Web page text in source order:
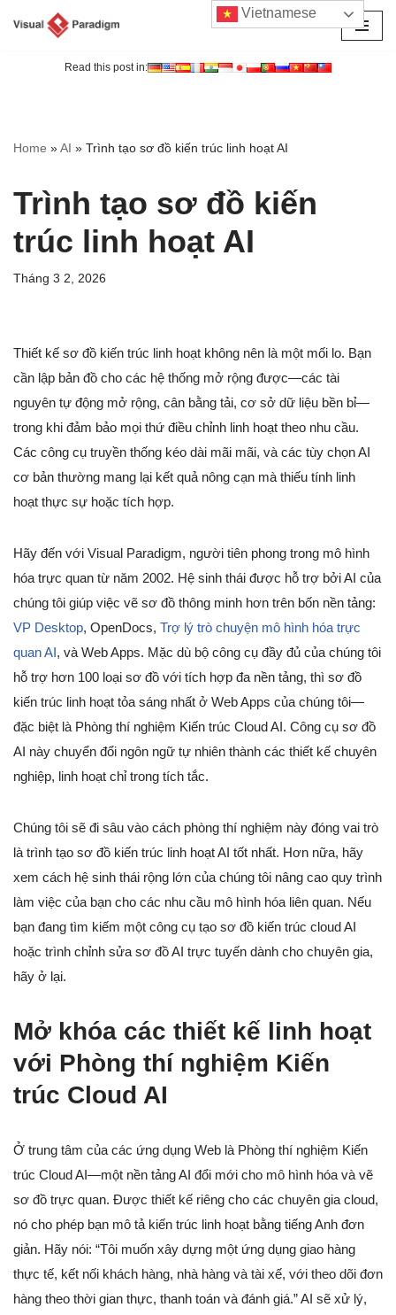
Read this post in:
Home »AI » Trình tạo sơ đồ kiến trúc linh hoạt AI
Trình tạo sơ đồ kiến
trúc linh hoạt AI
Tháng 3 2, 2026
Thiết kế sơ đồ kiến trúc linh hoạt không nên là một mối lo. Bạn
cần lập bản đồ cho các hệ thống mở rộng được—các tài
nguyên tự động mở rộng, cân bằng tải, cơ sở dữ liệu bền bỉ—
trong khi đảm bảo mọi thứ điều chỉnh linh hoạt theo nhu cầu.
Các công cụ truyền thống kéo dài mãi mãi, và các tùy chọn AI
cơ bản thường mang lại kết quả nông cạn mà thiếu tính linh
hoạt thực sự hoặc tích hợp.
Hãy đến với Visual Paradigm, người tiên phong trong mô hình
hóa trực quan từ năm 2002. Hệ sinh thái được hỗ trợ bởi AI của
chúng tôi giúp việc vẽ sơ đồ thông minh hơn trên bốn nền tảng:
VP Desktop, OpenDocs, Trợ lý trò chuyện mô hình hóa trực
quan AI, và Web Apps. Mặc dù bộ công cụ đầy đủ của chúng tôi
hỗ trợ hơn 100 loại sơ đồ với tích hợp đa nền tảng, thì sơ đồ
kiến trúc linh hoạt tỏa sáng nhất ở Web Apps của chúng tôi—
đặc biệt là Phòng thí nghiệm Kiến trúc Cloud AI. Công cụ sơ đồ
AI này chuyển đổi ngôn ngữ tự nhiên thành các thiết kế chuyên
nghiệp, linh hoạt chỉ trong tích tắc.
Chúng tôi sẽ đi sâu vào cách phòng thí nghiệm này đóng vai trò
là trình tạo sơ đồ kiến trúc linh hoạt AI tốt nhất. Hơn nữa, hãy
xem cách hệ sinh thái rộng lớn của chúng tôi nâng cao quy trình
làm việc của bạn cho các nhu cầu mô hình hóa liên quan. Nếu
bạn đang tìm kiếm một công cụ tạo sơ đồ kiến trúc cloud AI
hoặc trình chỉnh sửa sơ đồ AI trực tuyến dành cho chuyên gia,
hãy ở lại.
Mở khóa các thiết kế linh hoạt
với Phòng thí nghiệm Kiến
trúc Cloud AI
Ở trung tâm của các ứng dụng Web là Phòng thí nghiệm Kiến
trúc Cloud AI—một nền tảng AI đổi mới cho mô hình hóa và vẽ
sơ đồ trực quan. Được thiết kế riêng cho các chuyên gia cloud,
nó cho phép bạn mô tả kiến trúc linh hoạt bằng tiếng Anh đơn
giản. Hãy nói: “Tôi muốn xây dựng một ứng dụng giao hàng
thực tế, kết nối khách hàng, nhà hàng và tài xế, với theo dõi đơn
hàng theo thời gian thực, thanh toán và đánh giá.” AI sẽ xử lý,
Vietnamese